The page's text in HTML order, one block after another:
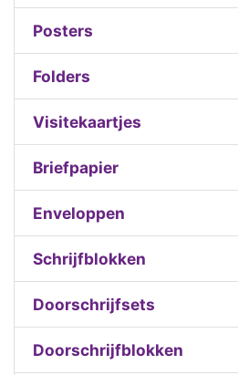
Posters
Folders
Visitekaartjes
Briefpapier
Enveloppen
Schrijfblokken
Doorschrijfsets
Doorschrijfblokken